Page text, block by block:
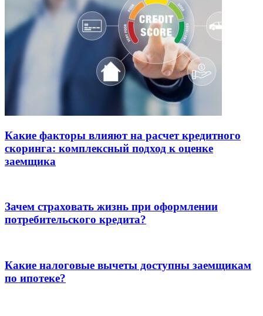
Какие факторы влияют на расчет кредитного
скоринга: комплексный подход к оценке
заемщика
Зачем страховать жизнь при оформлении
потребительского кредита?
Какие налоговые вычеты доступны заемщикам
по ипотеке?